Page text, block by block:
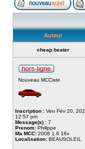
Auteur
cheap beater
Nouveau MCCiste
Inscription : Ven Fév 20,
12:57 pm
Message(s) : 7
Prenom: Philippe
Ma MCC: 2008 1.6 16v
Localisation: BEAUSOLEIL